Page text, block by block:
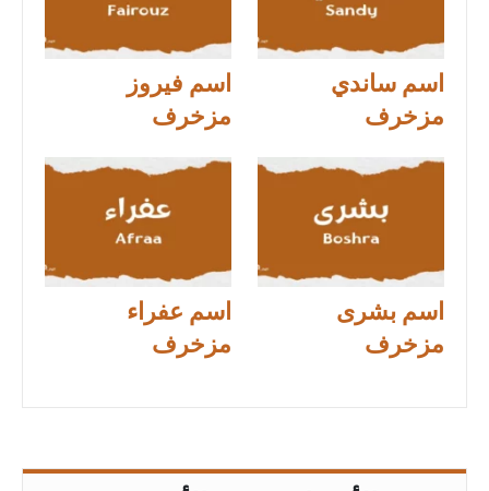
اسم ساندي
مزخرف
اسم فيروز
مزخرف
اسم بشرى
مزخرف
اسم عفراء
مزخرف